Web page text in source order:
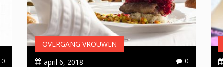
OVERGANG VROUWEN
april 6, 2018
0
0